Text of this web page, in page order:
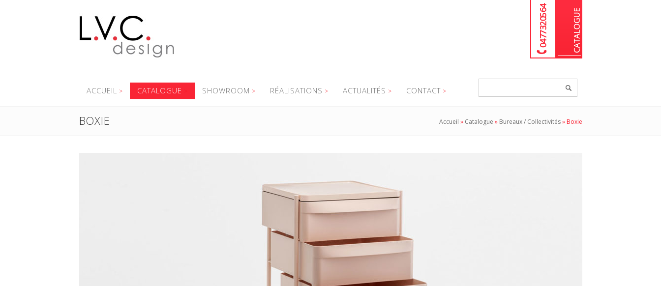
04 77 32 05 64
ACCUEIL CATALOGUE SHOWROOM RÉALISATIONS ACTUALITÉS CONTACT
BOXIE Accueil » Catalogue » Bureaux / Collectivités» Boxie